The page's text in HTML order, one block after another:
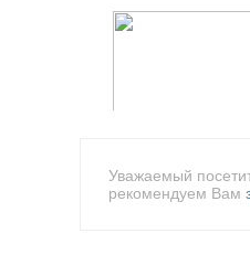
Уважаемый
рекомендуем Вам